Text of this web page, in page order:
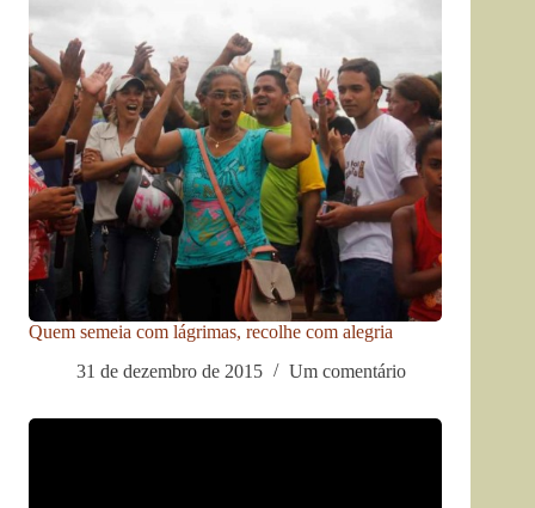
Quem semeia com lágrimas, recolhe com alegria
31 de dezembro de 2015
Um comentário